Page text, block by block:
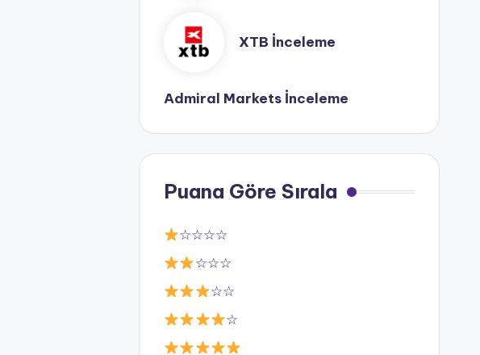
XTB İnceleme
Admiral Markets İnceleme
Puana Göre Sırala
☆☆☆☆
☆☆☆
☆☆
☆